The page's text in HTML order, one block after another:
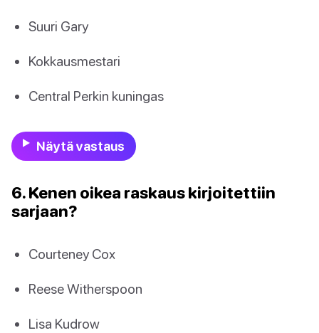
Suuri Gary
Kokkausmestari
Central Perkin kuningas
Näytä vastaus
6. Kenen oikea raskaus kirjoitettiin
sarjaan?
Courteney Cox
Reese Witherspoon
Lisa Kudrow